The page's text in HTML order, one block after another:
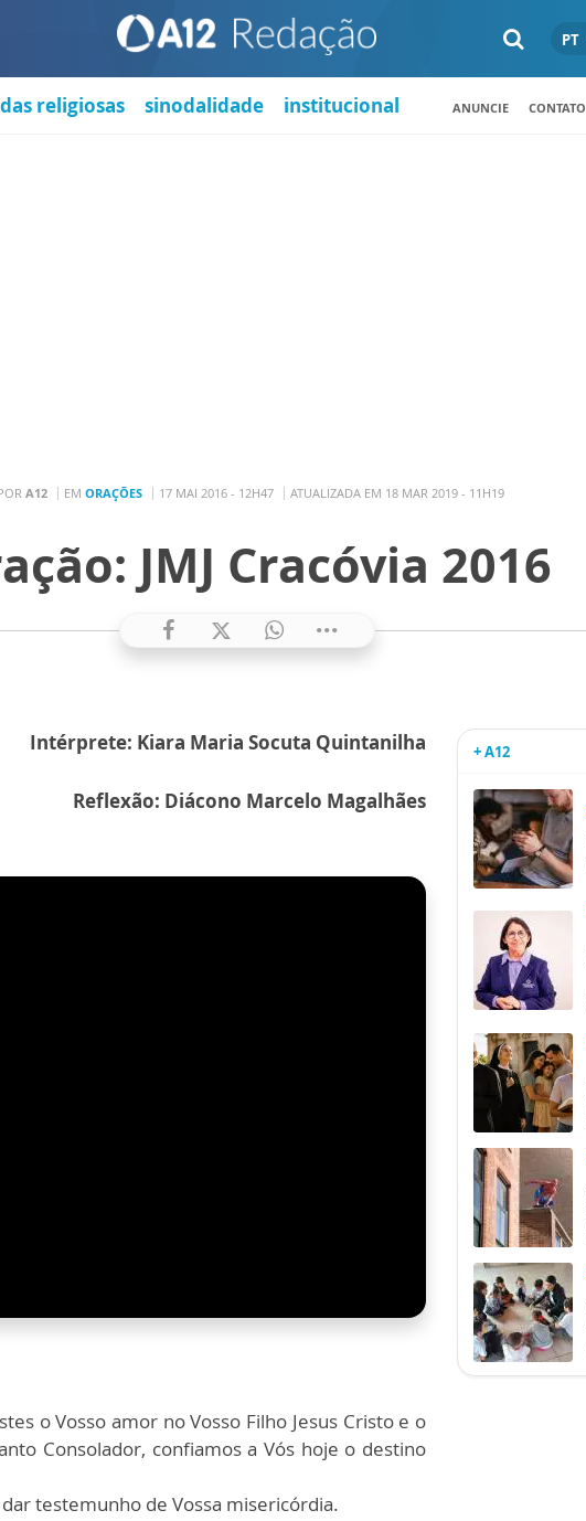
PT
religiosas sinodalidade institucional ANUNCIE CONTATO
A12 EM ORAÇÕES 17 MAI 2016 - 12H47 ATUALIZADA EM 18 MAR 2019 - 11H19
JMJ Cracóvia 2016
Intérprete: Kiara Maria Socuta Quintanilha
Reflexão: Diácono Marcelo Magalhães
o Vosso amor no Vosso Filho Jesus Cristo e o
Consolador, confiamos a Vós hoje o destino
testemunho de Vossa misericórdia.
+ A12